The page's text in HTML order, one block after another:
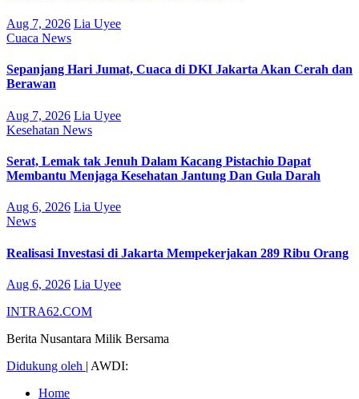
Aug 7, 2026 Lia Uyee
Cuaca News
Sepanjang Hari Jumat, Cuaca di DKI Jakarta Akan Cerah dan
Berawan
Aug 7, 2026 Lia Uyee
Kesehatan News
Serat, Lemak tak Jenuh Dalam Kacang Pistachio Dapat
Membantu Menjaga Kesehatan Jantung Dan Gula Darah
Aug 6, 2026 Lia Uyee
News
Realisasi Investasi di Jakarta Mempekerjakan 289 Ribu Orang
Aug 6, 2026 Lia Uyee
INTRA62.COM
Berita Nusantara Milik Bersama
Didukung oleh | AWDI:
Home